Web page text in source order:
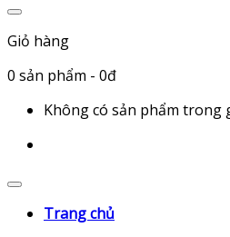
Giỏ hàng
0 sản phẩm - 0đ
Không có sản phẩm trong
Trang chủ